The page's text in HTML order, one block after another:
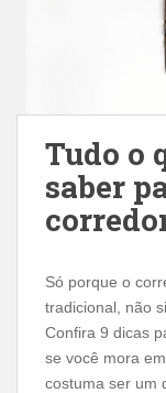
Tudo o
saber
Só porque o
tradicional, não
Confira 9 dicas
se você mora
costuma ser um